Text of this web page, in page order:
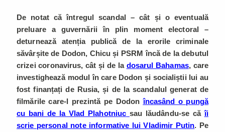
De notat că întregul scandal – cât și o eventuală
preluare a guvernării în plin moment electoral –
deturnează atenția publică de la erorile criminale
săvârșite de Dodon, Chicu și PSRM încă de la debutul
crizei coronavirus, cât și de la dosarul Bahamas, care
investighează modul în care Dodon și socialiștii lui au
fost finanțați de Rusia, și de la scandalul generat de
filmările care-l prezintă pe Dodonîncasând o pungă
cu bani de la Vlad Plahotniuc sau lăudându-se căîi
scrie personal note informative lui Vladimir Putin. Pe